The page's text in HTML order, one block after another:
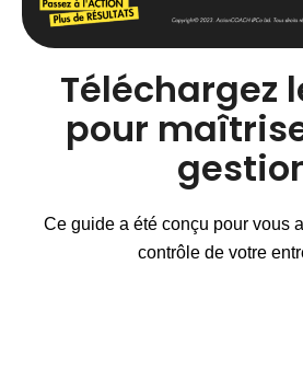
Téléchargez
pour
Ce guide a été conçu pour vous
contrôle de votre